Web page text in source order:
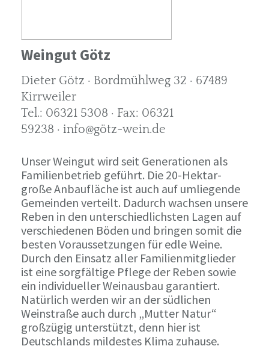
Weingut Götz
Dieter Götz · Bordmühlweg 32 · 67489
Kirrweiler
Tel.: 06321 5308 · Fax: 06321
59238 · info@götz-wein.de
Unser Weingut wird seit Generationen als
Familienbetrieb geführt. Die 20-Hektar-
große Anbaufläche ist auch auf umliegende
Gemeinden verteilt. Dadurch wachsen unsere
Reben in den unterschiedlichsten Lagen auf
verschiedenen Böden und bringen somit die
besten Voraussetzungen für edle Weine.
Durch den Einsatz aller Familienmitglieder
ist eine sorgfältige Pflege der Reben sowie
ein individueller Weinausbau garantiert.
Natürlich werden wir an der südlichen
Weinstraße auch durch „Mutter Natur“
großzügig unterstützt, denn hier ist
Deutschlands mildestes Klima zuhause.